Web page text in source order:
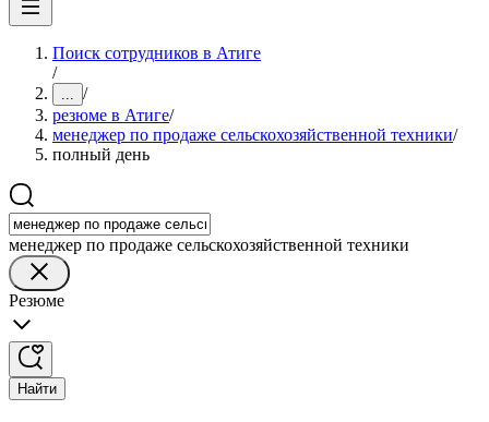
Поиск сотрудников в Атиге
/
... /
резюме в Атиге/
менеджер по продаже сельскохозяйственной техники/
полный день
менеджер по продаже сельскохозяйственной техники
Резюме
Найти